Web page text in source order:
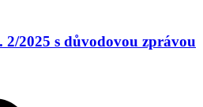
2/2025 s důvodovou zprávou